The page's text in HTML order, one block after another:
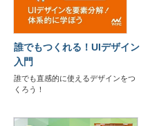
誰でもつくれる！UIデザイン
入門
誰でも直感的に使えるデザインをつ
くろう！